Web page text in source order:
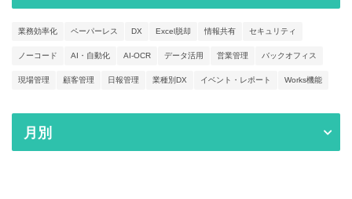
業務効率化 ペーパーレス DX Excel脱却 情報共有 セキュリティ
ノーコード AI・自動化 AI-OCR データ活用 営業管理 バックオフィス
現場管理 顧客管理 日報管理 業種別DX イベント・レポート Works機能
月別